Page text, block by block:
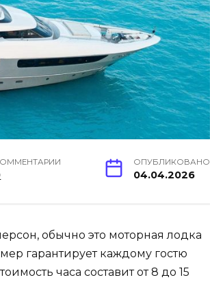
ОПУБЛИКОВАНО
04.04.2026
обычно это моторная лодка
гарантирует каждому гостю
часа составит от 8 до 15